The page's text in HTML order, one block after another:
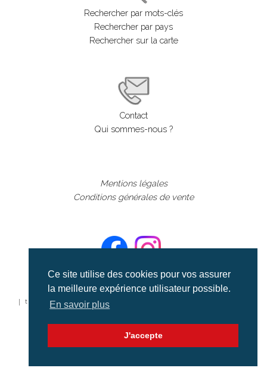
Ce site utilise des cookies pour vos assurer
la meilleure expérience utilisateur possible.
En savoir plus
J'accepte
Rechercher par mots-clés
Rechercher par pays
Rechercher sur la carte
Contact
Qui sommes-nous ?
Mentions légales
Conditions générales de vente
©aerialcollection marque déposée 2024
| tous droits réservés | aerialcollection.fr banque d'images
aériennes et documentaires video et cinéma |